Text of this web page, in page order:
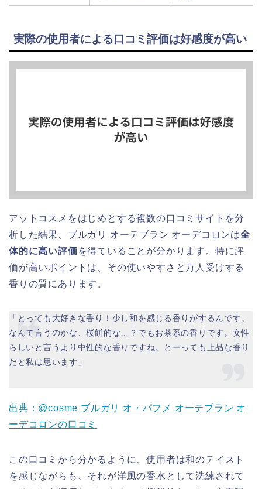
実際の使用者による口コミ評価は好感度が高い
アットコスメをはじめとする複数の口コミサイトを分
析した結果、ブルガリ オーテブラン オーデコロンは全
体的に高い評価を得ていることが分かります。特に評
価が高いポイントは、その使いやすさと万人受けする
香りの質にあります。
「とっても大好きな香り！少し和を感じる香りがするんです。
なんて言うのかな、桜餅的な…？でもお茶系の香りです。女性
らしいと言うより中性的な香りですね。とーっても上品な香り
だと私は思います」
出典：@cosme ブルガリ オ・パフメ オーテブラン オ
ーデコロンの口コミ
この口コミから分かるように、使用者は和のテイスト
を感じながらも、それが洋風の香水として洗練されて